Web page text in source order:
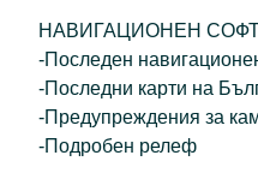
НАВИГАЦИОНЕН
-Последен
-Последни карти на
-Предупреждения за
-Подробен релеф